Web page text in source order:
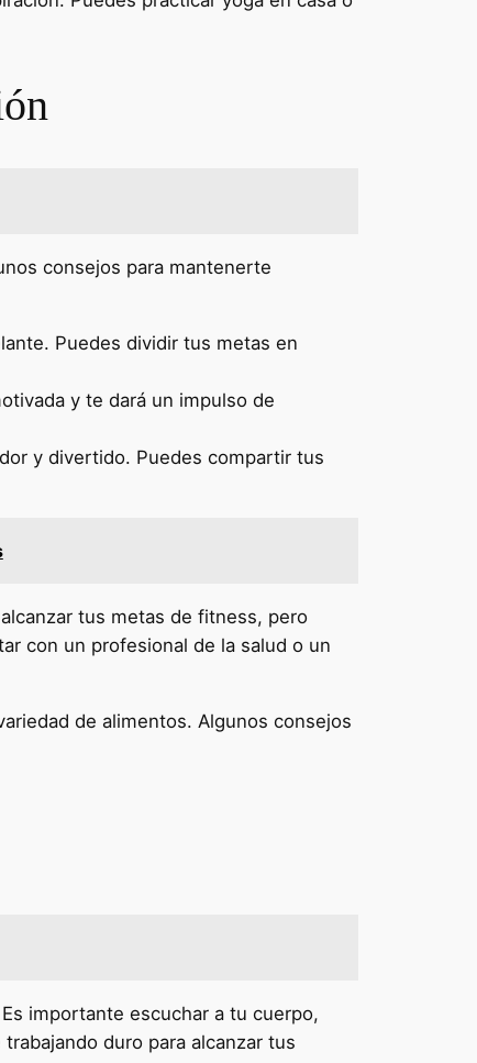
consejos para mantenerte
Puedes dividir tus metas en
y te dará un impulso de
y divertido. Puedes compartir tus
tus metas de fitness, pero
con un profesional de la salud o un
de alimentos. Algunos consejos
importante escuchar a tu cuerpo,
duro para alcanzar tus